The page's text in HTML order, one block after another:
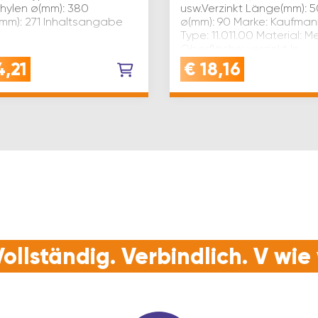
ø(mm): 380
271 Inhaltsangabe
usw.Verzinkt Länge(mm):
ø(mm): 90 Marke:
Type: 11.011.00 Material:
€ 18,16
Verbindlich. V